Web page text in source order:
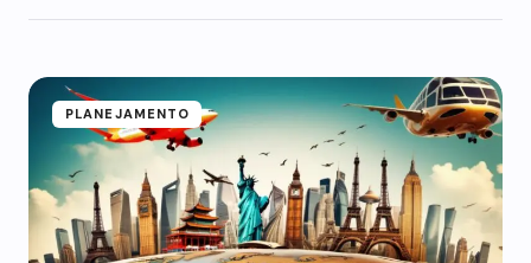
PLANEJAMENTO